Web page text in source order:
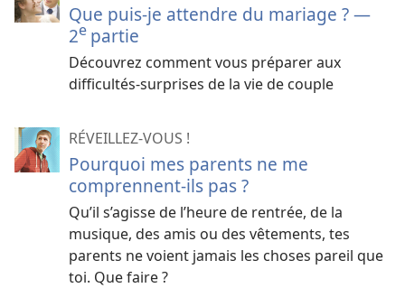
Que puis-je attendre du mariage ? —
2e partie
Découvrez comment vous préparer aux
difficultés-surprises de la vie de couple
RÉVEILLEZ-VOUS !
Pourquoi mes parents ne me
comprennent-ils pas ?
Qu’il s’agisse de l’heure de rentrée, de la
musique, des amis ou des vêtements, tes
parents ne voient jamais les choses pareil que
toi. Que faire ?